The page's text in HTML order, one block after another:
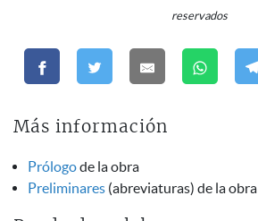
reservados
Más información
Prólogode la obra
Preliminares (abreviaturas) de la obra